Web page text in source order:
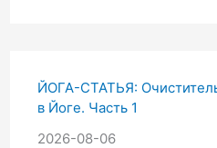
к
:
ЙОГА-СТАТЬЯ:
в Йоге. Часть 1
2026-08-06